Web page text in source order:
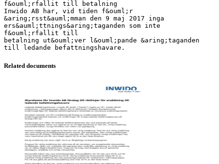
f&ouml;rfallit till betalning
Inwido AB har, vid tiden f&ouml;r
&aring;rsst&auml;mman den 9 maj 2017 inga
ers&auml;ttnings&aring;taganden som inte
f&ouml;rfallit till
betalning ut&ouml;ver l&ouml;pande &aring;taganden
Related documents